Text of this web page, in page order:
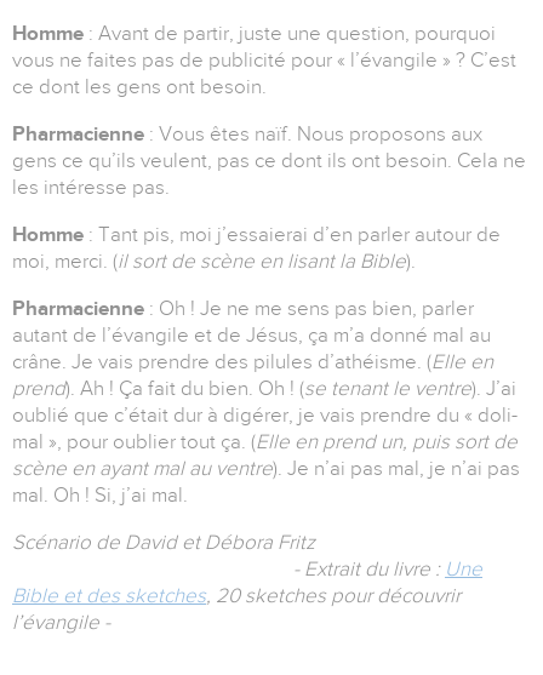
Homme : Avant de partir, juste une question, pourquoi
vous ne faites pas de publicité pour « l’évangile » ? C’est
ce dont les gens ont besoin.
Pharmacienne : Vous êtes naïf. Nous proposons aux
gens ce qu’ils veulent, pas ce dont ils ont besoin. Cela ne
les intéresse pas.
Homme : Tant pis, moi j’essaierai d’en parler autour de
moi, merci. (il sort de scène en lisant la Bible).
Pharmacienne : Oh ! Je ne me sens pas bien, parler
autant de l’évangile et de Jésus, ça m’a donné mal au
crâne. Je vais prendre des pilules d’athéisme. (Elle en
prend). Ah ! Ça fait du bien. Oh ! (se tenant le ventre). J’ai
oublié que c’était dur à digérer, je vais prendre du « doli-
mal », pour oublier tout ça. (Elle en prend un, puis sort de
scène en ayant mal au ventre). Je n’ai pas mal, je n’ai pas
mal. Oh ! Si, j’ai mal.
Scénario de David et Débora Fritz
- Extrait du livre : Une
Bible et des sketches, 20 sketches pour découvrir
l’évangile -